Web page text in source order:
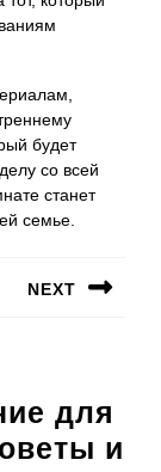
будет
со всей
станет
семье.
NEXT
для
и